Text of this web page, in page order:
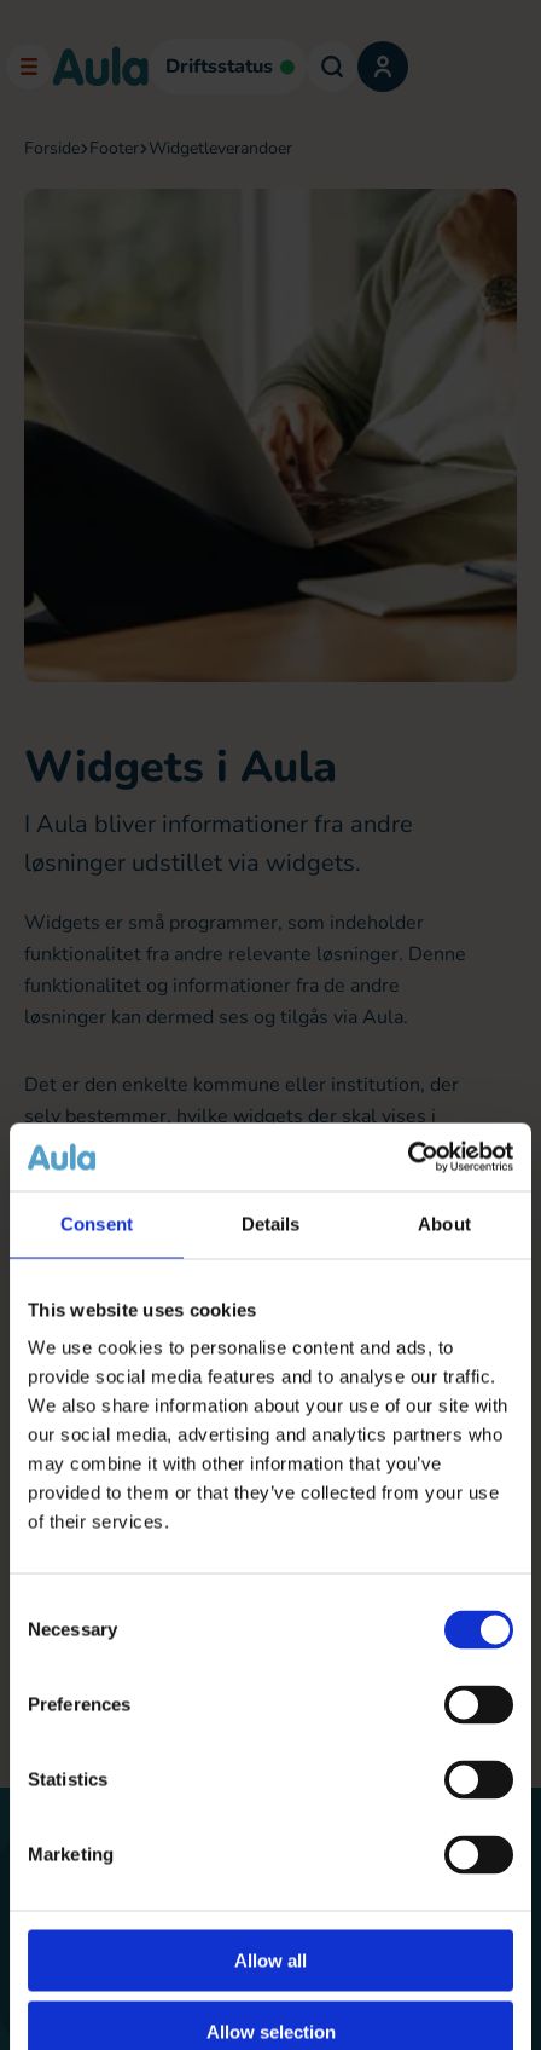
Consent Details About
This website uses cookies
We use cookies to personalise content and ads, to
provide social media features and to analyse our traffic.
We also share information about your use of our site with
our social media, advertising and analytics partners who
may combine it with other information that you’ve
provided to them or that they’ve collected from your use
of their services.
Selection
Necessary
Preferences
Statistics
Marketing
Allow all
Allow selection
Driftsstatus
forside footer widgetleverandoer
Widgets i Aula
I Aula bliver informationer fra andre
løsninger udstillet via widgets.
Widgets er små programmer, som indeholder
funktionalitet fra andre relevante løsninger. Denne
funktionalitet og informationer fra de andre
løsninger kan dermed ses og tilgås via Aula.
Det er den enkelte kommune eller institution, der
selv bestemmer, hvilke widgets der skal vises i
deres udgave af Aula og det er op til den enkelte
leverandør at bygge en widget.
for udvikling af widgets til Aula her
spørgsmål vedrørende widgets kan du skrive til
Aula på e-mail:aula@kombit.dk.
Dokumenter
Widget guidelines
Widgetansøgning